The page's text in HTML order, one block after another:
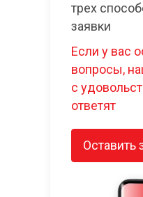
трех
заявки
Если у вас
вопросы,
с
ответят
Оставить